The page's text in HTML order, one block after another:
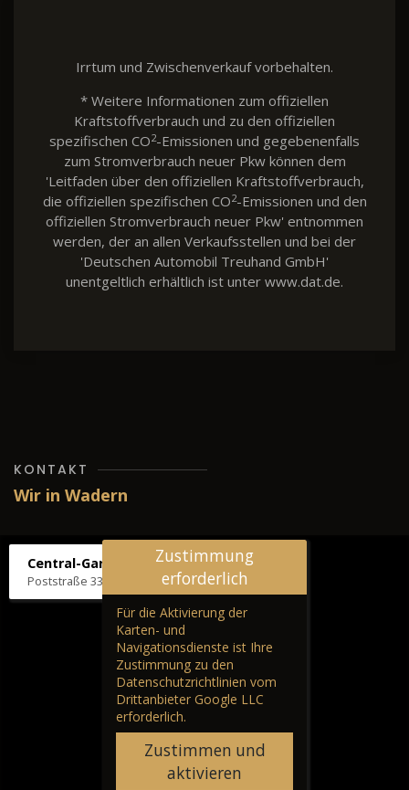
Irrtum und Zwischenverkauf vorbehalten.
* Weitere Informationen zum offiziellen
Kraftstoffverbrauch und zu den offiziellen
spezifischen CO2-Emissionen und gegebenenfalls
zum Stromverbrauch neuer Pkw können dem
'Leitfaden über den offiziellen Kraftstoffverbrauch,
die offiziellen spezifischen CO2-Emissionen und den
offiziellen Stromverbrauch neuer Pkw' entnommen
werden, der an allen Verkaufsstellen und bei der
'Deutschen Automobil Treuhand GmbH'
unentgeltlich erhältlich ist unter www.dat.de.
KONTAKT
Wir in Wadern
Central-Garage H. Wilhelm
Poststraße 33, 66687 Wadern
Zustimmung
erforderlich
Für die Aktivierung der
Karten- und
Navigationsdienste ist Ihre
Zustimmung zu den
Datenschutzrichtlinien vom
Drittanbieter Google LLC
erforderlich.
Zustimmen und
aktivieren